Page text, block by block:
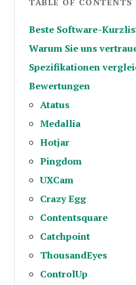
Beste Software-
Warum Sie uns
Spezifikationen
Bewertungen
Atatus
Medallia
Hotjar
Pingdom
UXCam
Crazy Egg
Contentsquare
Catchpoint
ThousandEyes
ControlUp